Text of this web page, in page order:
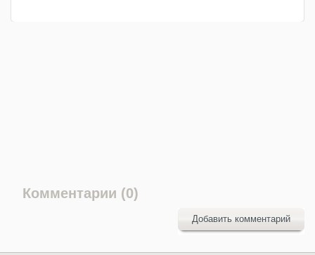
Комментарии (0)
Добавить комментарий